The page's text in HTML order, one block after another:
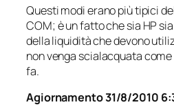
Questi modi erano più tipici
COM; è un fatto che sia HP
della liquidità che devono
non venga scialacquata
fa.
Agiornamento 31/8/2010